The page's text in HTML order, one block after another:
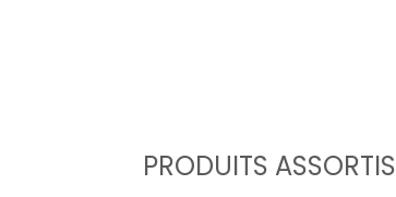
PRODUITS ASSORTIS